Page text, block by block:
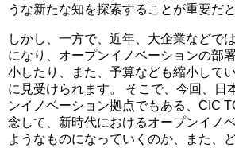
うな新たな知を探索することが重要だ
しかし、一方で、近年、大企業などで
になり、オープンイノベーションの部
小したり、また、予算なども縮小して
に見受けられます。 そこで、今回、日
ンイノベーション拠点でもある、CIC
念して、新時代におけるオープンイノ
ようなものになっていくのか、また、